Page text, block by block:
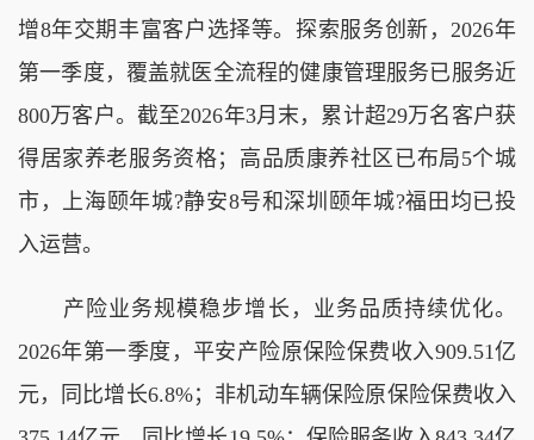
增8年交期丰富客户选择等。探索服务创新，2026年
第一季度，覆盖就医全流程的健康管理服务已服务近
800万客户。截至2026年3月末，累计超29万名客户获
得居家养老服务资格；高品质康养社区已布局5个城
市，上海颐年城?静安8号和深圳颐年城?福田均已投
入运营。
产险业务规模稳步增长，业务品质持续优化。
2026年第一季度，平安产险原保险保费收入909.51亿
元，同比增长6.8%；非机动车辆保险原保险保费收入